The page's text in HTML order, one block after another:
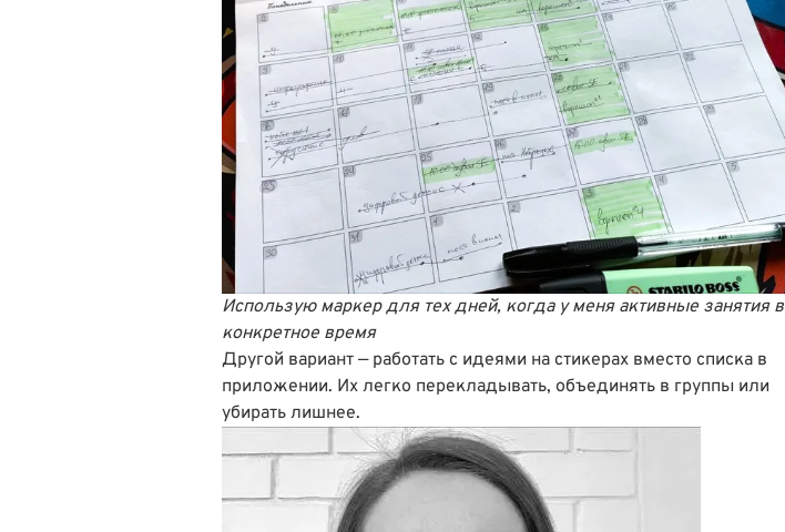
Использую маркер для тех дней, когда у меня активные занятия в
конкретное время
Другой вариант — работать с идеями на стикерах вместо списка в
приложении. Их легко перекладывать, объединять в группы или
убирать лишнее.